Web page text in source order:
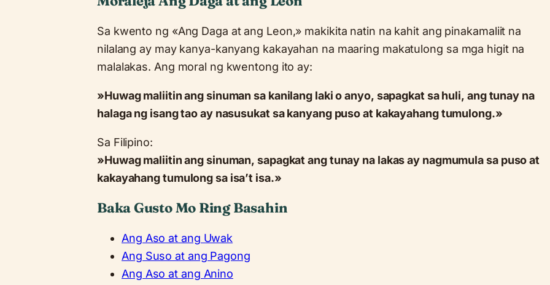
Sa kwento ng «Ang Daga at ang Leon,» makikita natin na kahit ang pinakamaliit na
nilalang ay may kanya-kanyang kakayahan na maaring makatulong sa mga higit na
malalakas. Ang moral ng kwentong ito ay:
»Huwag maliitin ang sinuman sa kanilang laki o anyo, sapagkat sa huli, ang tunay na
halaga ng isang tao ay nasusukat sa kanyang puso at kakayahang tumulong.»
Sa Filipino:
»Huwag maliitin ang sinuman, sapagkat ang tunay na lakas ay nagmumula sa puso at
kakayahang tumulong sa isa’t isa.»
Baka Gusto Mo Ring Basahin
Ang Aso at ang Uwak
Ang Suso at ang Pagong
Ang Aso at ang Anino